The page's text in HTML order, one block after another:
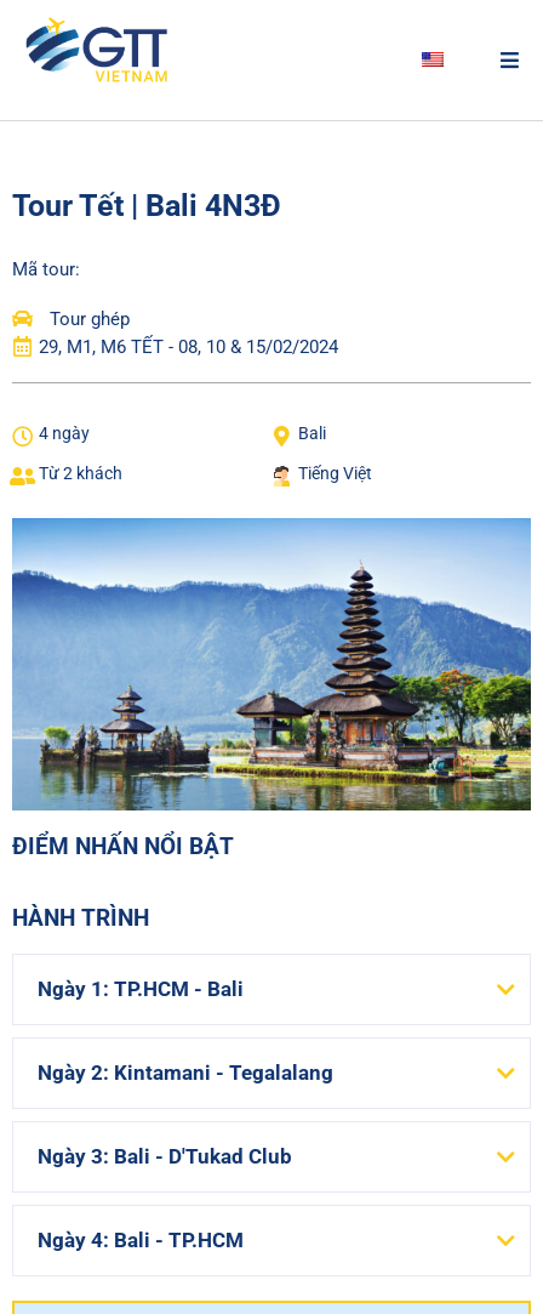
Tour Tết | Bali 4N3Đ
Mã tour:
Tour ghép
29, M1, M6 TẾT - 08, 10 & 15/02/2024
4 ngày Bali
Từ 2 khách Tiếng Việt
ĐIỂM NHẤN NỔI BẬT
HÀNH TRÌNH
Ngày 1: TP.HCM - Bali
Ngày 2: Kintamani - Tegalalang
Ngày 3: Bali - D'Tukad Club
Ngày 4: Bali - TP.HCM